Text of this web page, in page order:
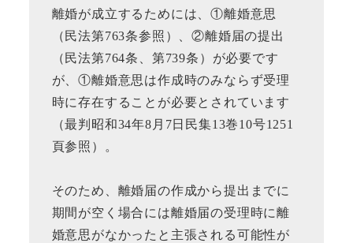
離婚が成立するためには、①離婚意思
（民法第763条参照）、②離婚届の提出
（民法第764条、第739条）が必要です
が、①離婚意思は作成時のみならず受理
時に存在することが必要とされています
（最判昭和34年8月7日民集13巻10号1251
頁参照）。
そのため、離婚届の作成から提出までに
期間が空く場合には離婚届の受理時に離
婚意思がなかったと主張される可能性が